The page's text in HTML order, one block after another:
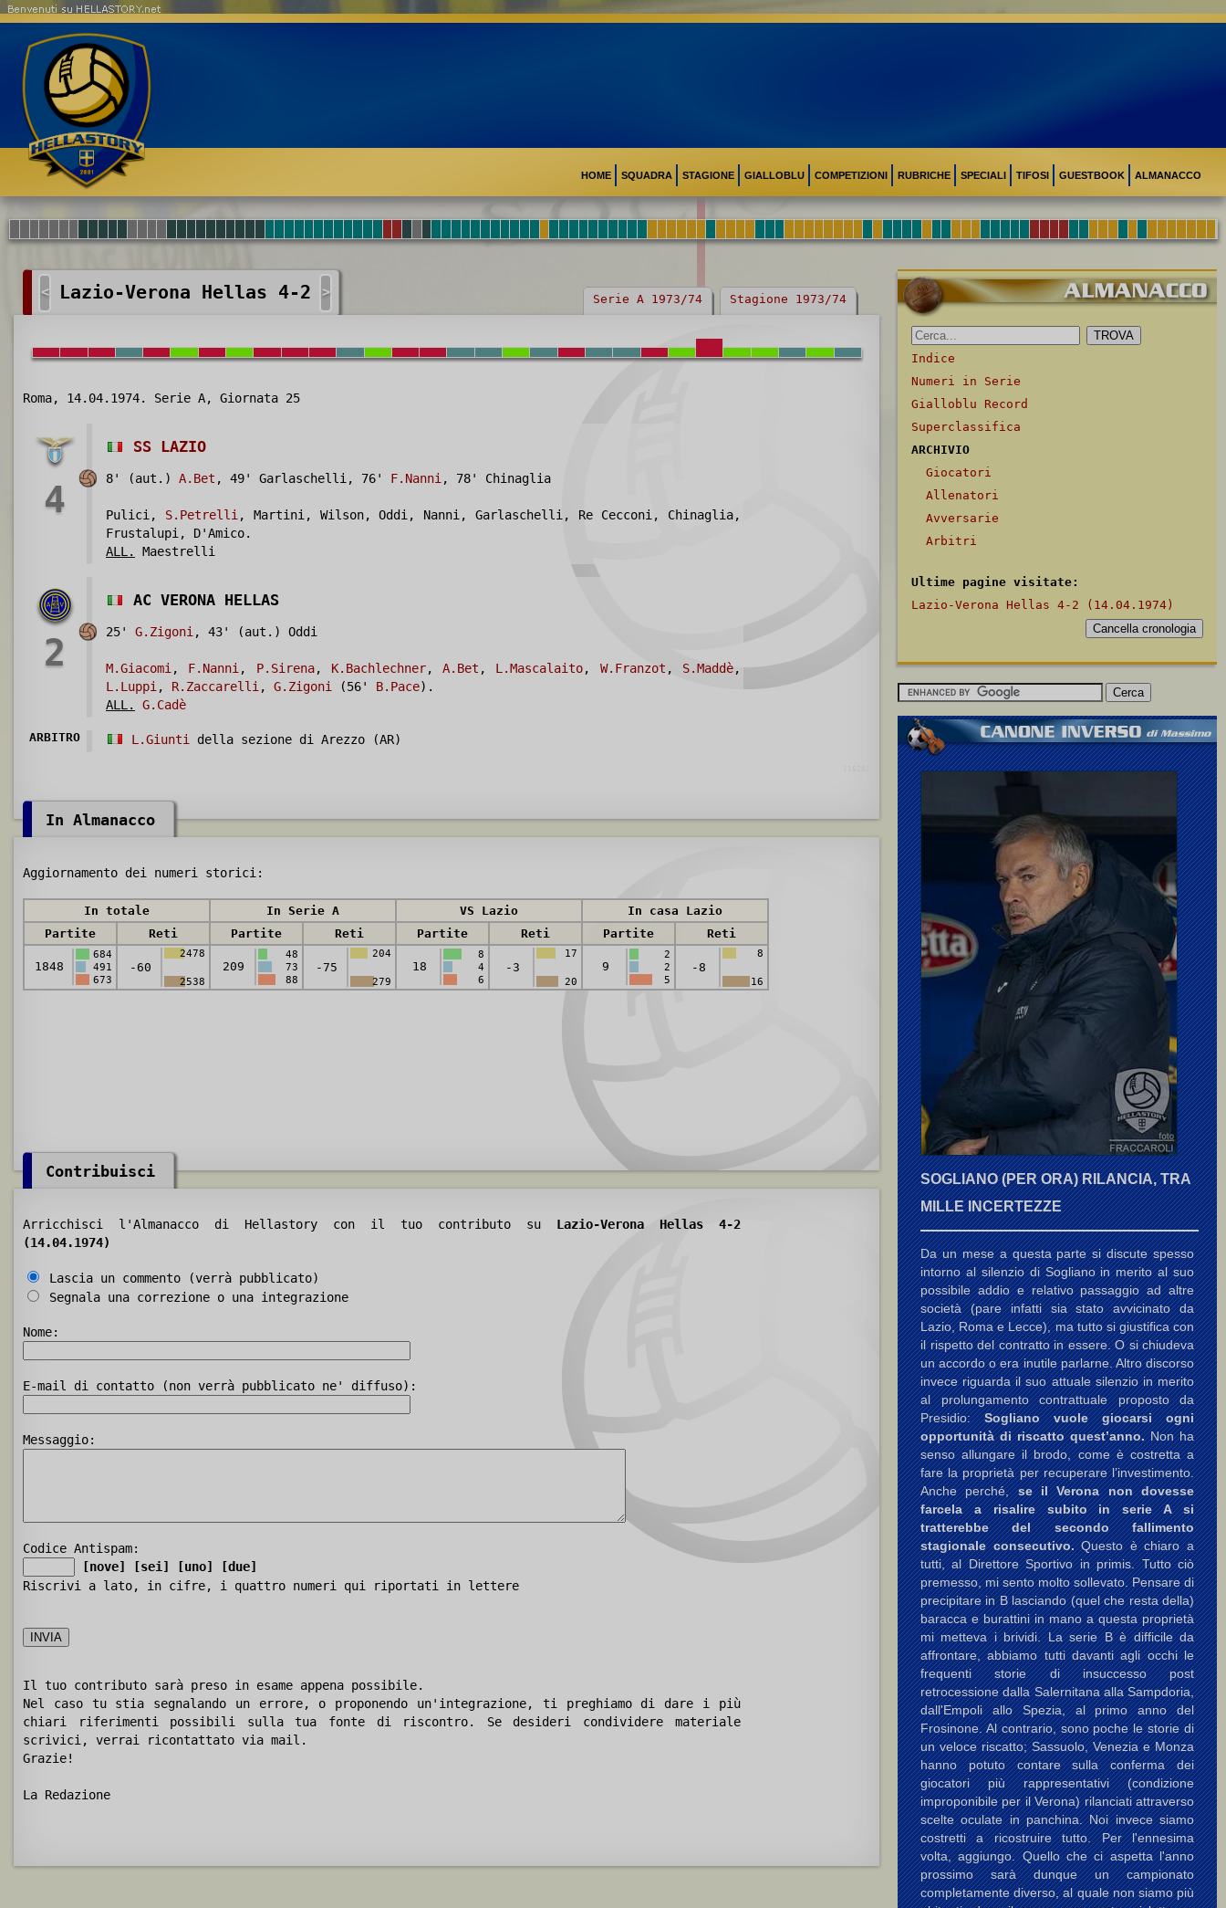
HOME SQUADRA STAGIONE GIALLOBLU COMPETIZIONI RUBRICHE SPECIALI TIFOSI GUESTBOOK ALMANACCO
Benvenuti su HELLASTORY.net
< Lazio-Verona Hellas 4-2 > Serie A 1973/74 Stagione 1973/74
Roma, 14.04.1974. Serie A, Giornata 25
4
SS LAZIO
8' (aut.) A.Bet , 49' Garlaschelli, 76' F.Nanni , 78' Chinaglia
Pulici, S.Petrelli , Martini, Wilson, Oddi, Nanni, Garlaschelli, Re Cecconi, Chinaglia,
Frustalupi, D'Amico.
ALL.
Maestrelli
2
AC VERONA HELLAS
25' G.Zigoni , 43' (aut.) Oddi
M.Giacomi , F.Nanni , P.Sirena, K.Bachlechner, A.Bet , L.Mascalaito, W.Franzot , S.Maddè,
L.Luppi , R.Zaccarelli , G.Zigoni (56' B.Pace).
ALL.
G.Cadè
ARBITRO L.Giunti della sezione di Arezzo (AR)
In Almanacco
Aggiornamento dei numeri storici:
In totale In Serie A VS Lazio
In casa Lazio
Partite
Reti Partite Reti Partite Reti Partite Reti
1848
684
491
673
-60
2478
2538
209
48
73
88
-75
204
279
18
8
4
6
-3
17
20
9
2
2
5
-8
8
16
Contribuisci
Arricchisci l'Almanacco di Hellastory con il tuo contributo su Lazio-Verona Hellas 4-2
(14.04.1974)
Lascia un commento (verrà pubblicato)
Segnala una correzione o una integrazione
Nome:
E-mail di contatto (non verrà pubblicato ne' diffuso):
Messaggio:
Codice Antispam:
[nove]
[sei] [uno]
[due]
Riscrivi a lato, in cifre, i quattro numeri qui riportati in lettere
Il tuo contributo sarà preso in esame appena possibile.
Nel caso tu stia segnalando un errore, o proponendo un'integrazione, ti preghiamo di dare i più
chiari riferimenti possibili sulla tua fonte di riscontro. Se desideri condividere materiale
scrivici, verrai ricontattato via mail.
Grazie!
La Redazione
Indice
Numeri in Serie
Gialloblu Record
Superclassifica
ARCHIVIO
Giocatori
Allenatori
Avversarie
Arbitri
Ultime pagine visitate:
Lazio-Verona Hellas 4-2 (14.04.1974)
SOGLIANO (PER ORA) RILANCIA, TRA
MILLE INCERTEZZE
Da un mese a questa parte si discute spesso
intorno al silenzio di Sogliano in merito al suo
possibile addio e relativo passaggio ad altre
società (pare infatti sia stato avvicinato da
Lazio, Roma e Lecce), ma tutto si giustifica con
il rispetto del contratto in essere. O si chiudeva
un accordo o era inutile parlarne. Altro discorso
invece riguarda il suo attuale silenzio in merito
al prolungamento contrattuale proposto da
Presidio:Sogliano vuole giocarsi ogni
opportunità di riscatto quest’anno.Non ha
senso allungare il brodo, come è costretta a
fare la proprietà per recuperare l’investimento.
Anche perché,se il Verona non dovesse
farcela a risalire subito in serie A si
tratterebbe del secondo fallimento
stagionale consecutivo.Questo è chiaro a
tutti, al Direttore Sportivo in primis. Tutto ciò
premesso, mi sento molto sollevato. Pensare di
precipitare in B lasciando (quel che resta della)
baracca e burattini in mano a questa proprietà
mi metteva i brividi. La serie B è difficile da
affrontare, abbiamo tutti davanti agli occhi le
frequenti storie di insuccesso post
retrocessione dalla Salernitana alla Sampdoria,
dall'Empoli allo Spezia, al primo anno del
Frosinone. Al contrario, sono poche le storie di
un veloce riscatto; Sassuolo, Venezia e Monza
hanno potuto contare sulla conferma dei
giocatori più rappresentativi (condizione
improponibile per il Verona) rilanciati attraverso
scelte oculate in panchina. Noi invece siamo
costretti a ricostruire tutto. Per l'ennesima
volta, aggiungo. Quello che ci aspetta l'anno
prossimo sarà dunque un campionato
completamente diverso, al quale non siamo più